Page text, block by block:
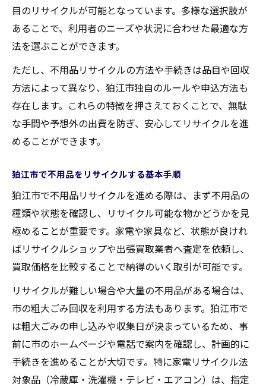
家電や家具など不用品の価値を最大化する
方法
人気の不用品をリサイクルショップで売る
ポイント
狛江市内でおすすめの不用品買取活用法
家電や粗大ごみも安心の狛江市不用品手続きガ
イド
不用品家電のリサイクル手続きと狛江市の
粗大ごみと不用品の正しい分別と申し込み
方法
家電リサイクル法対象品の処分で注意した
い点
狛江市で安心して不用品を処分する流れ
粗大ごみ収集日と不用品の効率的な出し方
お得な出張買取サービスで賢く不用品整理
狛江市で便利な不用品出張買取サービスの
特徴
出張買取で不用品整理を効率化するコツ
不用品買取査定のポイントと注意点
目のリサイクルが可能となっています。多様な選択肢が
あることで、利用者のニーズや状況に合わせた最適な方
法を選ぶことができます。
ただし、不用品リサイクルの方法や手続きは品目や回収
方法によって異なり、狛江市独自のルールや申込方法も
存在します。これらの特徴を押さえておくことで、無駄
な手間や予想外の出費を防ぎ、安心してリサイクルを進
めることができます。
狛江市で不用品をリサイクルする基本手順
狛江市で不用品リサイクルを進める際は、まず不用品の
種類や状態を確認し、リサイクル可能な物かどうかを見
極めることが重要です。家電や家具など、状態が良けれ
ばリサイクルショップや出張買取業者へ査定を依頼し、
買取価格を比較することで納得のいく取引が可能です。
リサイクルが難しい場合や大量の不用品がある場合は、
市の粗大ごみ回収を利用する方法もあります。狛江市で
は粗大ごみの申し込みや収集日が決まっているため、事
前に市のホームページや電話で案内を確認し、計画的に
手続きを進めることが大切です。特に家電リサイクル法
対象品（冷蔵庫・洗濯機・テレビ・エアコン）は、指定